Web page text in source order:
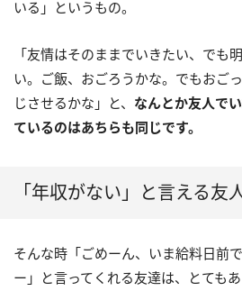
いる」というもの。
「友情はそのままでいきたい、でも
い。ご飯、おごろうかな。でもおご
じさせるかな」と、 なんとか友人で
ているのはあちらも同じです。
「年収がない」と言える友
そんな時「ごめーん、いま給料日前
ー」と言ってくれる友達は、とてもあ